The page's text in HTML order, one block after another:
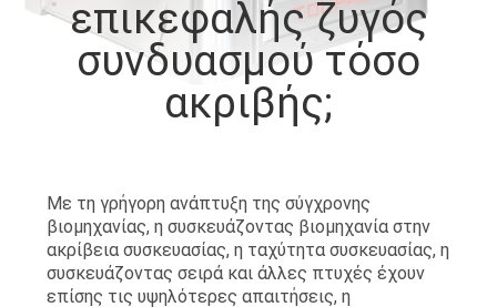
ΠΟΙΟΤΙΚΌΣ
ΜΑΖΊ
ΜΑΣ
επικεφαλής ζυγός
συνδυασμού τόσο
ακριβής;
Με τη γρήγορη ανάπτυξη της σύγχρονης
βιομηχανίας, η συσκευάζοντας βιομηχανία στην
ακρίβεια συσκευασίας, η ταχύτητα συσκευασίας, η
συσκευάζοντας σειρά και άλλες πτυχές έχουν
επίσης τις υψηλότερες απαιτήσεις, η